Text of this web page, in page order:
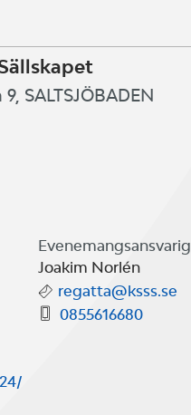
SALTSJÖBADEN
Evenemangsansvarig
Joakim Norlén
regatta@ksss.se
0855616680